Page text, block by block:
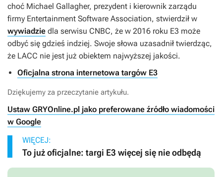
choć Michael Gallagher, prezydent i kierownik zarządu
firmy Entertainment Software Association, stwierdził w
wywiadzie dla serwisu CNBC, że w 2016 roku E3 może
odbyć się gdzieś indziej. Swoje słowa uzasadnił twierdząc,
że LACC nie jest już obiektem najwyższej jakości.
Oficjalna strona internetowa targów E3
Dziękujemy za przeczytanie artykułu.
Ustaw GRYOnline.pl jako preferowane źródło wiadomości
w Google
WIĘCEJ:
To już oficjalne: targi E3 więcej się nie odbędą